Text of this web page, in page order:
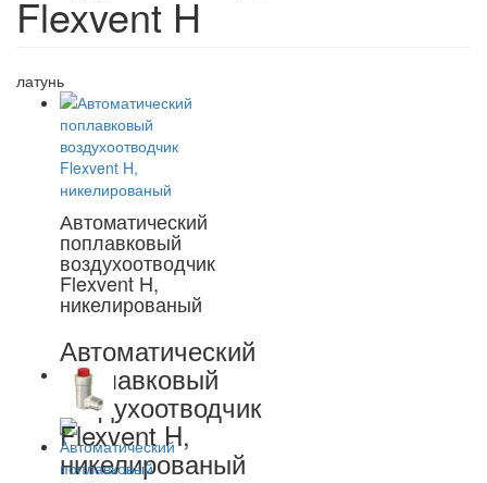
Flexvent H
латунь
Автоматический
поплавковый
воздухоотводчик
Flexvent H,
никелированый
Автоматический
поплавковый
воздухоотводчик
Flexvent H,
никелированый